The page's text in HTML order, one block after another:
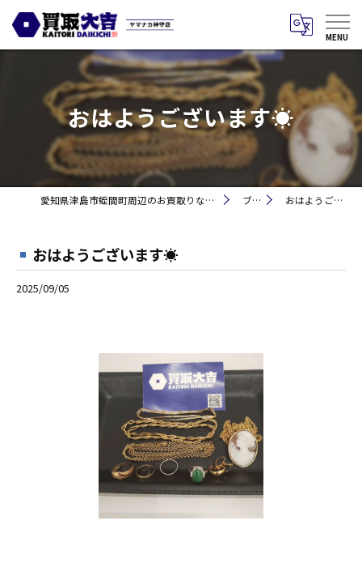
おはようございます☀
愛知県津島市蛭間町周辺のお買取りなら買取大吉 ヤマナカ神守店 ブログ おはようございます☀
おはようございます☀
2025/09/05